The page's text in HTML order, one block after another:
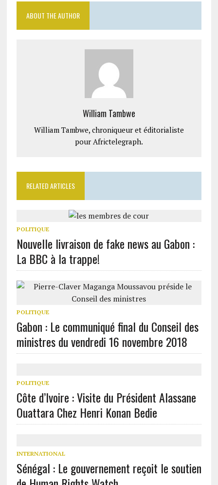
ABOUT THE AUTHOR
William Tambwe
William Tambwe, chroniqueur et éditorialiste
pour Africtelegraph.
RELATED ARTICLES
POLITIQUE
Nouvelle livraison de fake news au Gabon :
La BBC à la trappe!
POLITIQUE
Gabon : Le communiqué final du Conseil des
ministres du vendredi 16 novembre 2018
POLITIQUE
Côte d’Ivoire : Visite du Président Alassane
Ouattara Chez Henri Konan Bedie
INTERNATIONAL
Sénégal : Le gouvernement reçoit le soutien